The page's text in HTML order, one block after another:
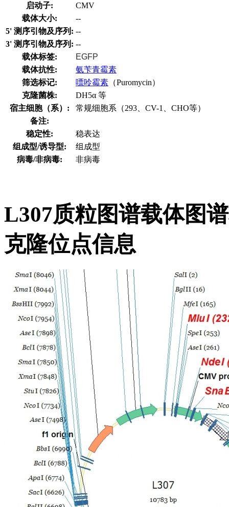
启动子:
CMV
载体大小:
--
5' 测序引物及序列: --
3' 测序引物及序列: --
载体标签:
EGFP
载体抗性:
氨苄青霉素
筛选标记:
嘌呤霉素 （Puromycin）
克隆菌株:
DH5α 等
宿主细胞（系）:
常规细胞系（293、CV-1、CHO等）
备注:
稳定性:
稳表达
组成型/诱导型:
组成型
病毒/非病毒:
非病毒
L307质粒图谱载体图
克隆位点信息